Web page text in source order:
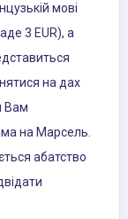
мові
3 EUR), а
на дах
Вам
на Марсель.
абатство